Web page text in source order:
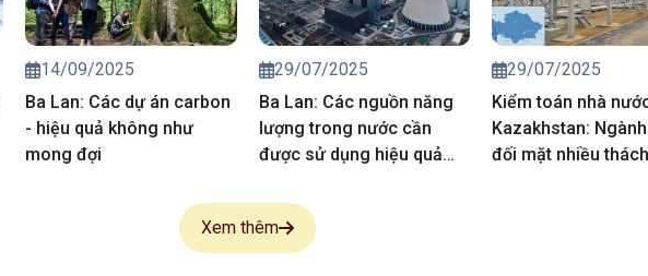
14/09/2025
Ba Lan: Các dự án carbon
- hiệu quả không như
mong đợi
29/07/2025
Ba Lan: Các nguồn năng
lượng trong nước cần
được sử dụng hiệu quả
29/07/2025
Kiểm toán nhà
Kazakhstan:
đối mặt nhiều
Xem thêm